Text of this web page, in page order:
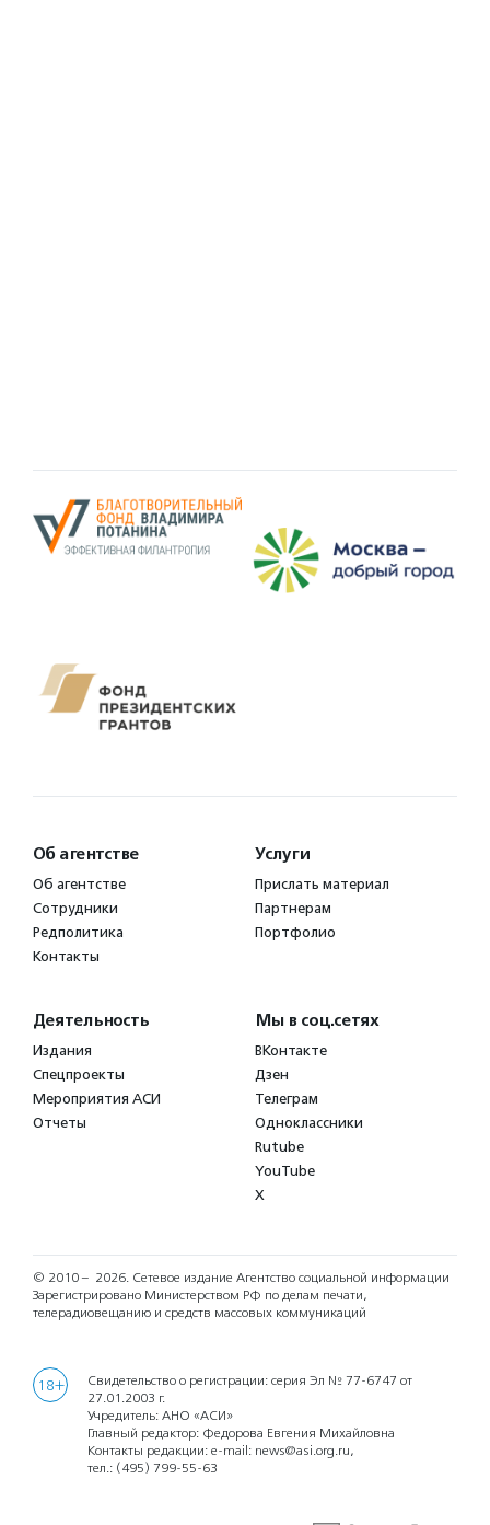
Об агентстве
Об агентстве
Сотрудники
Редполитика
Контакты
Услуги
Прислать материал
Партнерам
Портфолио
Деятельность
Издания
Спецпроекты
Мероприятия АСИ
Отчеты
Мы в соц.сетях
ВКонтакте
Дзен
Телеграм
Одноклассники
Rutube
YouTube
X
© 2010 – 2026. Сетевое издание Агентство социальной информации
Зарегистрировано Министерством РФ по делам печати,
телерадиовещанию и средств массовых коммуникаций
18+
Свидетельство о регистрации: серия Эл № 77-6747 от
27.01.2003 г.
Учредитель: АНО «АСИ»
Главный редактор: Федорова Евгения Михайловна
Контакты редакции: e-mail: news@asi.org.ru,
тел.: (495) 799-55-63